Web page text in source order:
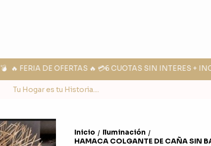
🔥 FERIA DE OFERTAS 🔥 💳6 CUOTAS SIN INTERES +
Tu Hogar es tu Historia....
Inicio / Iluminación /
HAMACA COLGANTE DE CAÑA SIN